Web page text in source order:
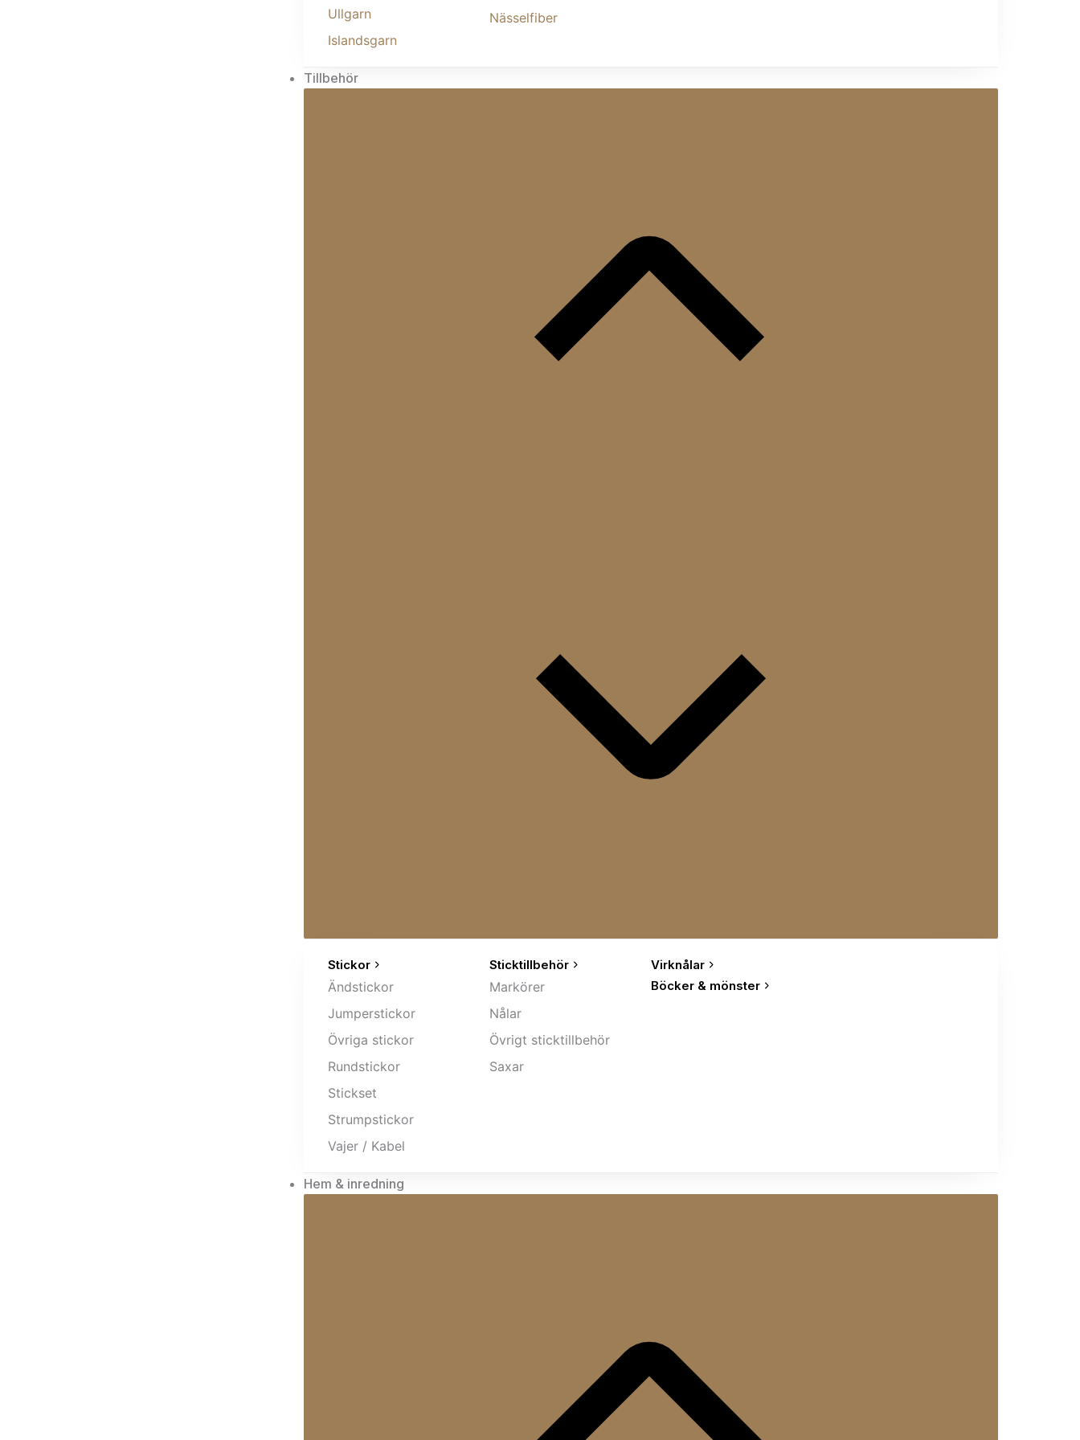
Ullgarn
Islandsgarn
Nässelfiber
Tillbehör
Stickor
Ändstickor
Jumperstickor
Övriga stickor
Rundstickor
Stickset
Strumpstickor
Vajer / Kabel
Sticktillbehör
Markörer
Nålar
Övrigt sticktillbehör
Saxar
Virknålar
Böcker & mönster
Hem & inredning